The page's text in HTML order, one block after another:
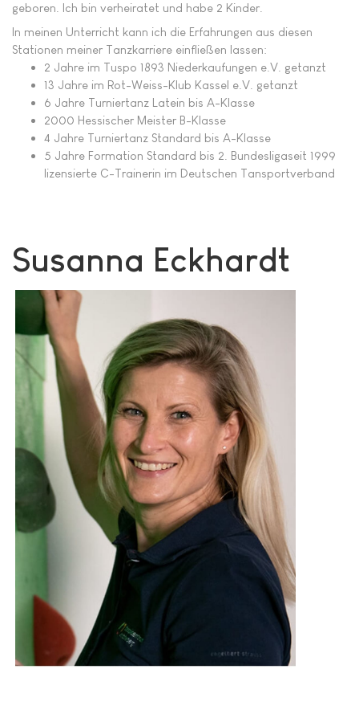
geboren. Ich bin verheiratet und habe 2 Kinder.
In meinen Unterricht kann ich die Erfahrungen aus diesen
Stationen meiner Tanzkarriere einfließen lassen:
2 Jahre im Tuspo 1893 Niederkaufungen e.V. getanzt
13 Jahre im Rot-Weiss-Klub Kassel e.V. getanzt
6 Jahre Turniertanz Latein bis A-Klasse
2000 Hessischer Meister B-Klasse
4 Jahre Turniertanz Standard bis A-Klasse
5 Jahre Formation Standard bis 2. Bundesligaseit 1999
lizensierte C-Trainerin im Deutschen Tansportverband
Susanna Eckhardt